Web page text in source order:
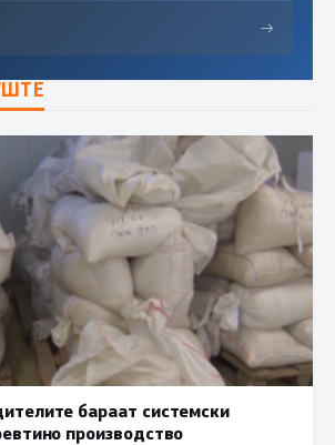
→
бараат системски
производство